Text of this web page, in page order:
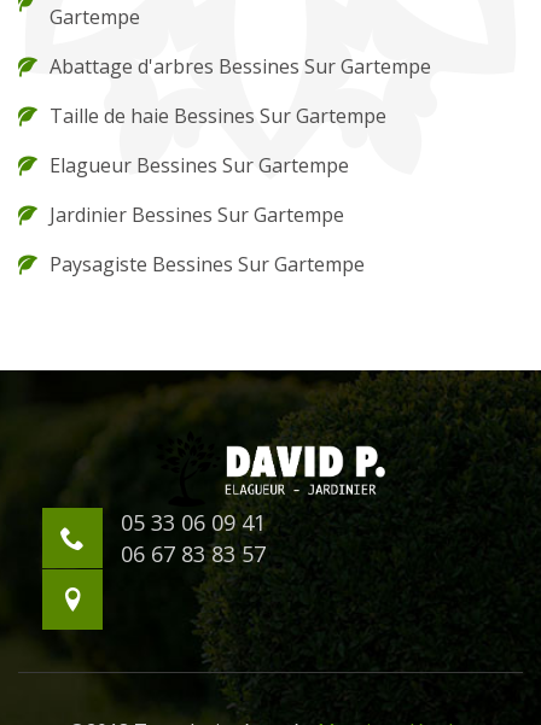
Gartempe
Abattage d'arbres Bessines Sur Gartempe
Taille de haie Bessines Sur Gartempe
Elagueur Bessines Sur Gartempe
Jardinier Bessines Sur Gartempe
Paysagiste Bessines Sur Gartempe
05 33 06 09 41
06 67 83 83 57